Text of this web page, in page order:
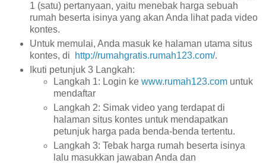
1 (satu) pertanyaan, yaitu menebak harga sebuah
rumah beserta isinya yang akan Anda lihat pada video
kontes.
Untuk memulai, Anda masuk ke halaman utama situs
kontes, di
http://rumahgratis.rumah123.com/.
Ikuti petunjuk 3 Langkah:
Langkah 1: Login ke www.rumah123.com untuk
mendaftar
Langkah 2: Simak video yang terdapat di
halaman situs kontes untuk mendapatkan
petunjuk harga pada benda-benda tertentu.
Langkah 3: Tebak harga rumah beserta isinya
lalu masukkan jawaban Anda dan